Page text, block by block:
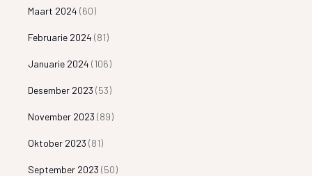
Maart 2024 (60)
Februarie 2024 (81)
Januarie 2024 (106)
Desember 2023 (53)
November 2023 (89)
Oktober 2023 (81)
September 2023 (50)